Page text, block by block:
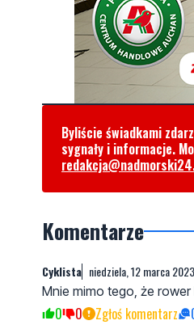
Byliście świadkami
sygnały i informacje.
Komentarze
Cyklista niedziela, 12 marca
Mnie mimo tego, że rower
0 0 Zgłoś komentarz